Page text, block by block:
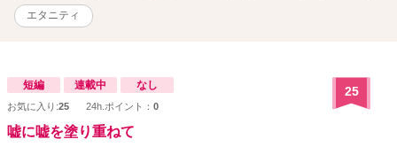
エタニティ
短編 連載中 なし
お気に入り:25 24h.ポイント： 0
25
嘘に嘘を塗り重ねて